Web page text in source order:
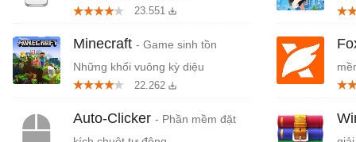
23.551
Minecraft - Game sinh tồn
Những khối vuông kỳ diệu
22.262
Auto-Clicker - Phần mềm đặt